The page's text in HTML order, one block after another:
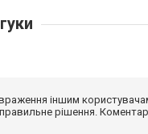
іншим
рішення.